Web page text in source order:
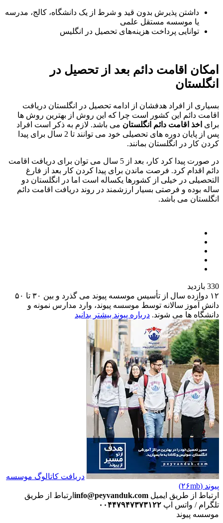
داشتن پذیرش بدون قید و شرط از یک دانشگاه، کالج، مدرسه
یا موسسه مستقل علمی
توانایی پرداخت هزینه‌های تحصیل در انگلیس
امکان اقامت دائم بعد از تحصیل در
انگلستان
بسیاری از افراد هدفشان از ادامه تحصیل در انگلستان دریافت
اقامت دائم این کشور است چرا که این روش از بهترین روش ها
برای اخذ اقامت دائم انگلستان می باشد. لازم به ذکر است افراد
پس از پایان دوره های تحصیلی خود می توانند تا 2 سال برای پیدا
کردن کار در انگلستان بمانند.
در صورت پیدا کرد کار، بعد از 5 سال می توان برای دریافت اقامت
دائم اقدام کرد. فرصت ماندن برای پیدا کردن کار بعد از فارغ
التحصیلی در خیلی از کشورها یکساله است اما در انگلستان دو
ساله بوده و فرصتی بسیار ارزشمند در روند دریافت اقامت دائم
انگلستان می باشد.
330 بازدید
۱۲
دوازده سال از تأسیس موسسه پیوند می گذرد و بین ۳۰ تا ۵۰
دانش آموز سالانه توسط موسسه پیوند، وارد مدارس نمونه و
دانشگاه ها می شوند. درباره پیوند بیشتر بدانید
دریافت کاتالوگ موسسه
پیوند (۲۶mb)
ارتباط از طریق ایمیل info@peyvanduk.com ارتباط از طریق
تلگرام / واتس اپ ۰۰۴۴۷۹۴۷۳۷۳۱۲۲
موسسه پیوند